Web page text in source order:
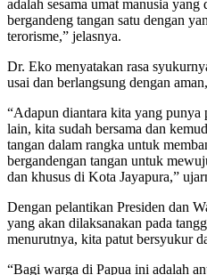
adalah sesama umat manusia
bergandeng tangan satu dengan
terorisme,” jelasnya.
Dr. Eko menyatakan rasa
usai dan berlangsung dengan
“Adapun diantara kita yang punya
lain, kita sudah bersama dan
tangan dalam rangka untuk
bergandengan tangan untuk
dan khusus di Kota Jayapura,”
Dengan pelantikan Presiden dan
yang akan dilaksanakan pada
menurutnya, kita patut bersyukur
“Bagi warga di Papua ini adalah